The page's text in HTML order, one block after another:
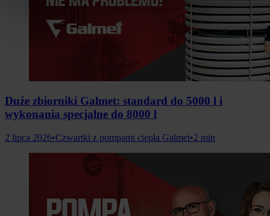
Duże zbiorniki Galmet: standard do 5000 l i
wykonania specjalne do 8000 l
2 lipca 2026•Czwartki z pompami ciepła Galmet•2 min